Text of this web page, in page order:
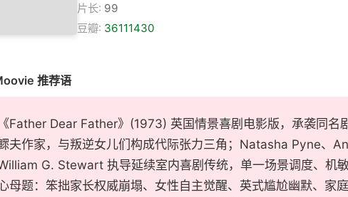
片长: 99
豆瓣: 36111430
推荐语
《Father Dear Father》(1973) 英国情景喜剧电影版，承袭同
夫作家，与叛逆女儿们构成代际张力三角；Natasha Pyne、
G. Stewart 执导延续室内喜剧传统，单一场景调度、机
母题：笨拙家长权威崩塌、女性自主觉醒、英式尴尬幽默、家